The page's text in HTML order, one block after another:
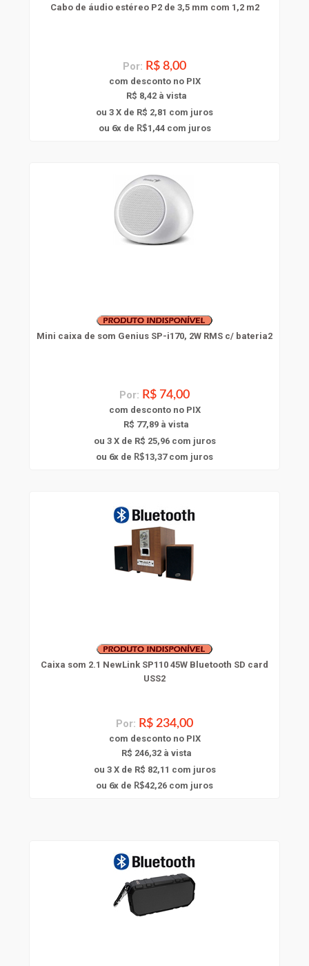
Cabo de áudio estéreo P2 de 3,5 mm com 1,2 m2
Por: R$ 8,00
com desconto no PIX
R$ 8,42 à vista
ou 3 X de R$ 2,81 com juros
ou 6x de R$1,44com juros
Mini caixa de som Genius SP-i170, 2W RMS c/ bateria2
Por: R$ 74,00
com desconto no PIX
R$ 77,89 à vista
ou 3 X de R$ 25,96com juros
ou 6x de R$13,37com juros
Caixa som 2.1 NewLink SP110 45W Bluetooth SD card
USS2
Por: R$ 234,00
com desconto no PIX
R$ 246,32 à vista
ou 3 X de R$ 82,11 com juros
ou 6x de R$42,26 com juros